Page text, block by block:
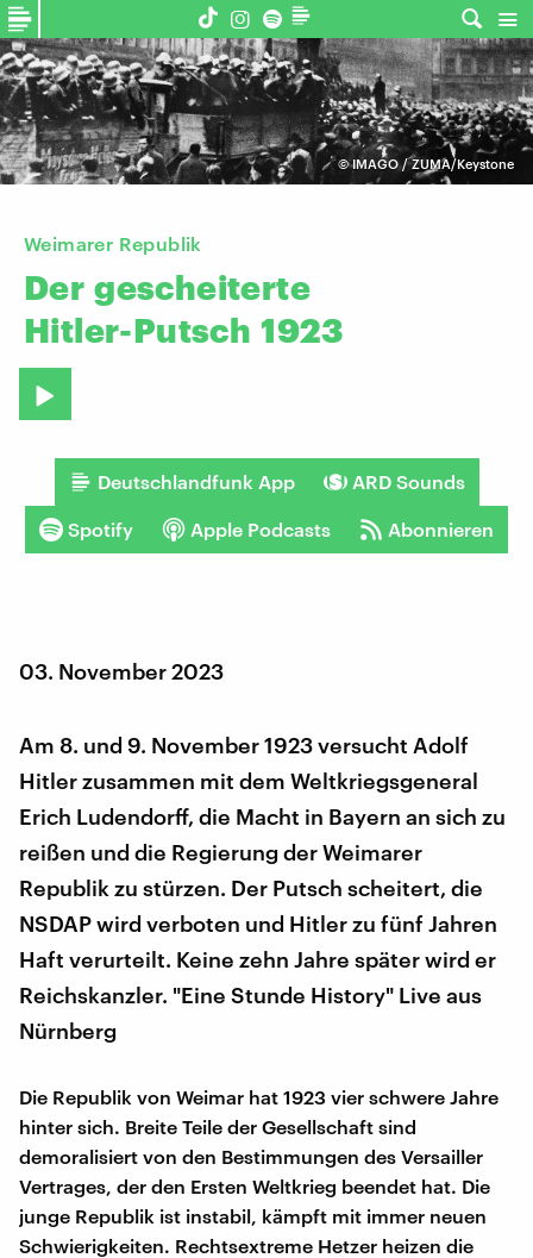
©IMAGO / ZUMA/Keystone
Weimarer Republik
Der gescheiterte
Hitler-Putsch 1923
Deutschlandfunk App ARD Sounds
Spotify Apple Podcasts Abonnieren
03. November 2023
Am 8. und 9. November 1923 versucht Adolf
Hitler zusammen mit dem Weltkriegsgeneral
Erich Ludendorff, die Macht in Bayern an sich zu
reißen und die Regierung der Weimarer
Republik zu stürzen. Der Putsch scheitert, die
NSDAP wird verboten und Hitler zu fünf Jahren
Haft verurteilt. Keine zehn Jahre später wird er
Reichskanzler. "Eine Stunde History" Live aus
Nürnberg
Die Republik von Weimar hat 1923 vier schwere Jahre
hinter sich. Breite Teile der Gesellschaft sind
demoralisiert von den Bestimmungen des Versailler
Vertrages, der den Ersten Weltkrieg beendet hat. Die
junge Republik ist instabil, kämpft mit immer neuen
Schwierigkeiten. Rechtsextreme Hetzer heizen die